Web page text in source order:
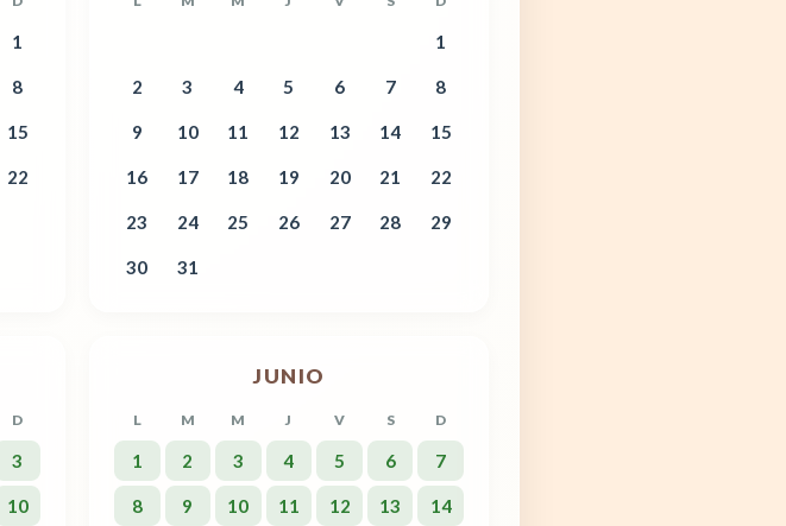
1
8
15
22
1
2 3 4 5 6 7 8
9 10 11 12 13 14 15
16 17 18 19 20 21 22
23 24 25 26 27 28 29
30 31
D
3
10
JUNIO
L M M J V S D
1 2 3 4 5 6 7
8 9 10 11 12 13 14